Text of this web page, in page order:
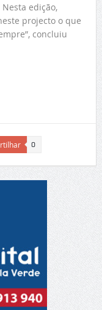
edição,
projecto o que
concluiu
0